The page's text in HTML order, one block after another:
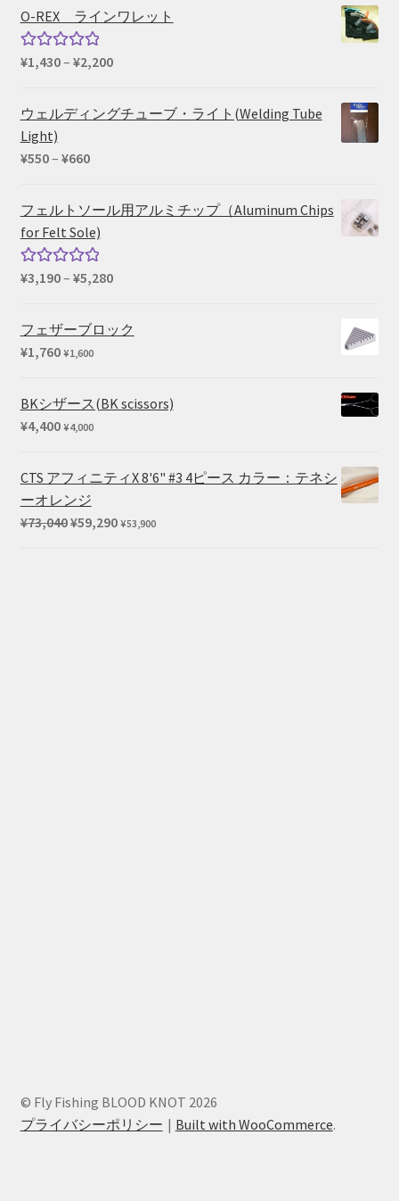
O-REX ラインワレット
5段階中
¥1,430– ¥2,200価
帯:
ウェルディングチューブ・ライト(Welding Tube
Light)
¥550– ¥660価
帯:
¥550
–
フェルトソール用アルミチップ（Aluminum Chips
for Felt Sole)
5段階中
¥3,190– ¥5,280価
帯:
フェザーブロック
¥1,760 ¥1,600
BKシザース(BK scissors)
¥4,400 ¥4,000
CTS アフィニティX 8'6" #3 4ピース カラー：テネシ
ーオレンジ
¥73,040元
¥59,290現
¥53,900
© Fly Fishing BLOOD KNOT 2026
プライバシーポリシー
Built with WooCommerce.